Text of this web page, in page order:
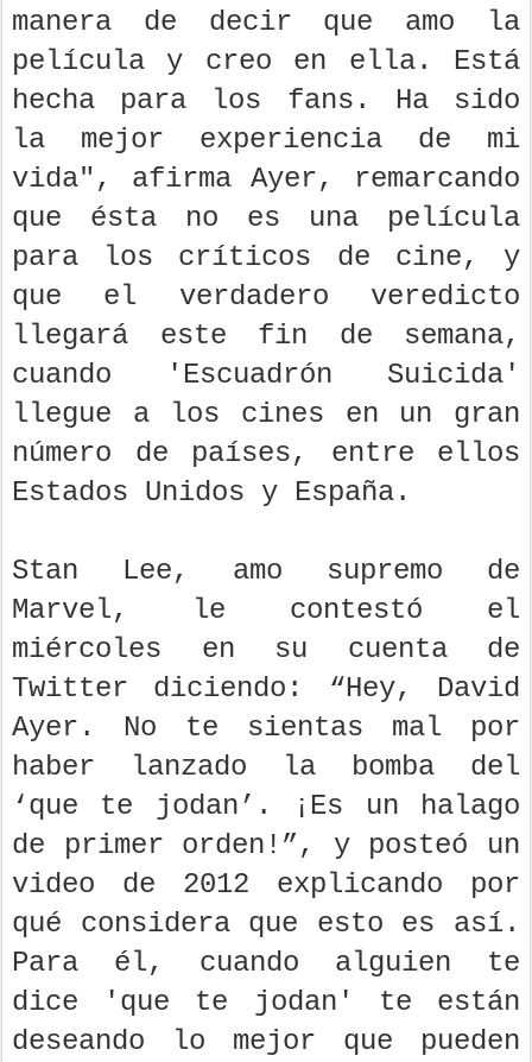
manera de decir que amo la
película y creo en ella. Está
hecha para los fans. Ha sido
la mejor experiencia de mi
vida", afirma Ayer, remarcando
que ésta no es una película
para los críticos de cine, y
que el verdadero veredicto
llegará este fin de semana,
cuando 'Escuadrón Suicida'
llegue a los cines en un gran
número de países, entre ellos
Estados Unidos y España.
Stan Lee, amo supremo de
Marvel, le contestó el
miércoles en su cuenta de
Twitter diciendo: “Hey, David
Ayer. No te sientas mal por
haber lanzado la bomba del
‘que te jodan’. ¡Es un halago
de primer orden!”, y posteó un
video de 2012 explicando por
qué considera que esto es así.
Para él, cuando alguien te
dice 'que te jodan' te están
deseando lo mejor que pueden